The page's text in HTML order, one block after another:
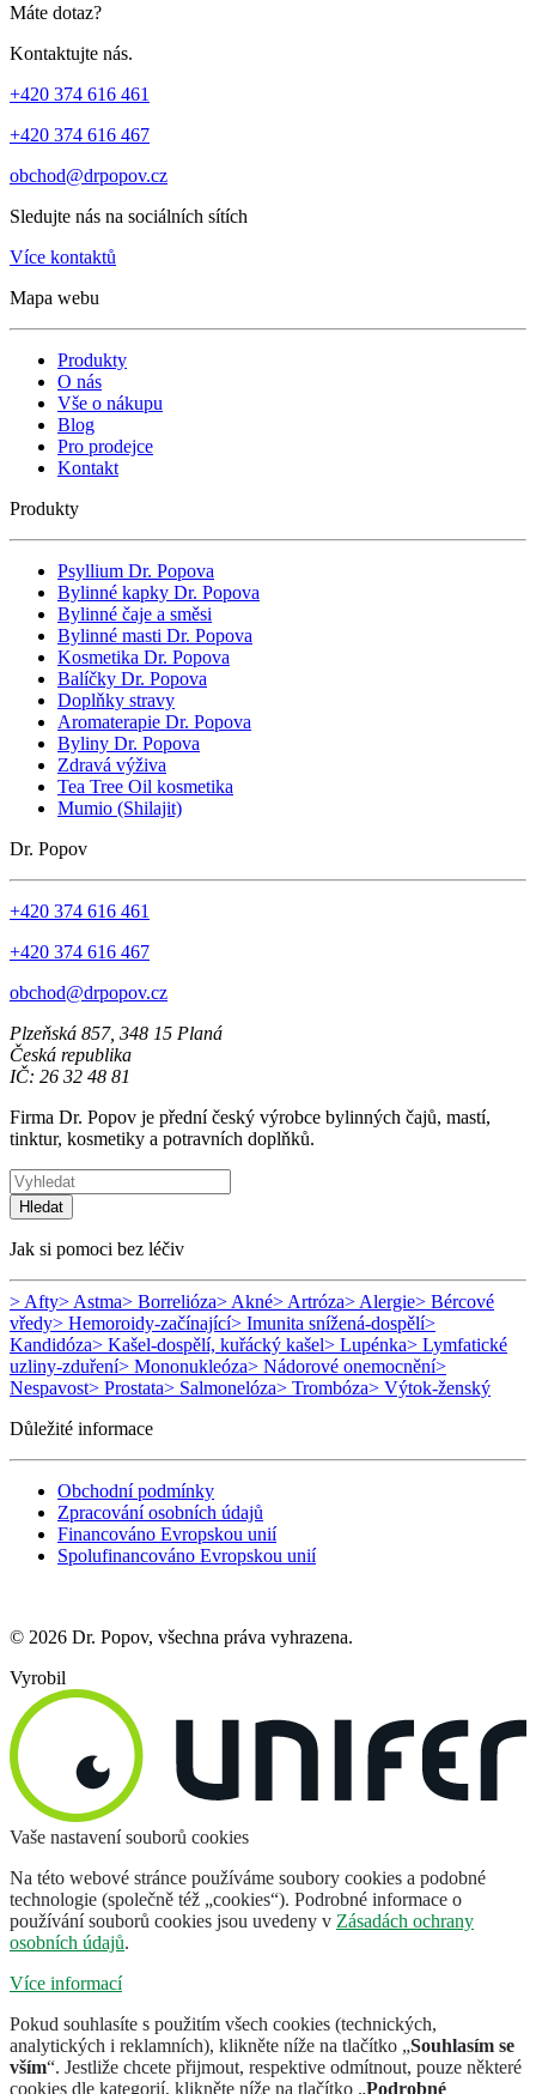
Máte dotaz?
Kontaktujte nás.
+420 374 616 461
+420 374 616 467
obchod@drpopov.cz
Sledujte nás na sociálních sítích
Více kontaktů
Mapa webu
Produkty
O nás
Vše o nákupu
Blog
Pro prodejce
Kontakt
Produkty
Psyllium Dr. Popova
Bylinné kapky Dr. Popova
Bylinné čaje a směsi
Bylinné masti Dr. Popova
Kosmetika Dr. Popova
Balíčky Dr. Popova
Doplňky stravy
Aromaterapie Dr. Popova
Byliny Dr. Popova
Zdravá výživa
Tea Tree Oil kosmetika
Mumio (Shilajit)
Dr. Popov
+420 374 616 461
+420 374 616 467
obchod@drpopov.cz
Plzeňská 857, 348 15 Planá
Česká republika
IČ: 26 32 48 81
Firma Dr. Popov je přední český výrobce bylinných čajů, mastí,
tinktur, kosmetiky a potravních doplňků.
Hledat
Jak si pomoci bez léčiv
> Afty> Astma> Borrelióza> Akné> Artróza> Alergie> Bércové
vředy> Hemoroidy-začínající> Imunita snížená-dospělí>
Kandidóza> Kašel-dospělí, kuřácký kašel> Lupénka> Lymfatické
uzliny-zduření> Mononukleóza> Nádorové onemocnění>
Nespavost> Prostata> Salmonelóza> Trombóza> Výtok-ženský
Důležité informace
Obchodní podmínky
Zpracování osobních údajů
Financováno Evropskou unií
Spolufinancováno Evropskou unií
© 2026 Dr. Popov, všechna práva vyhrazena.
Vyrobil
Vaše nastavení souborů cookies
Na této webové stránce používáme soubory cookies a podobné
technologie (společně též „cookies“). Podrobné informace o
používání souborů cookies jsou uvedeny v Zásadách ochrany
osobních údajů.
Více informací
Pokud souhlasíte s použitím všech cookies (technických,
analytických i reklamních), klikněte níže na tlačítko „Souhlasím se
vším“. Jestliže chcete přijmout, respektive odmítnout, pouze některé
cookies dle kategorií, klikněte níže na tlačítko „Podrobné